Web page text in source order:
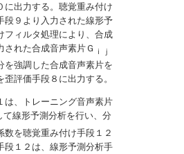
に出力する。聴覚重み付け
段９より入力された線形予
フィルタ処理により、合成
された合成音声素片Ｇ
ｉｊ
を強調した合成音声素片を
評価手段８に出力する。
は、トレーニング音声素片
線形予測分析を行い、分
を聴覚重み付け手段１２
段１２は、線形予測分析手